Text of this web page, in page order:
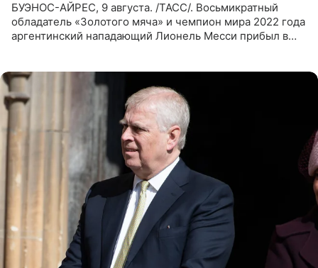
БУЭНОС-АЙРЕС, 9 августа. /ТАСС/. Восьмикратный
обладатель «Золотого мяча» и чемпион мира 2022 года
аргентинский нападающий Лионель Месси прибыл в